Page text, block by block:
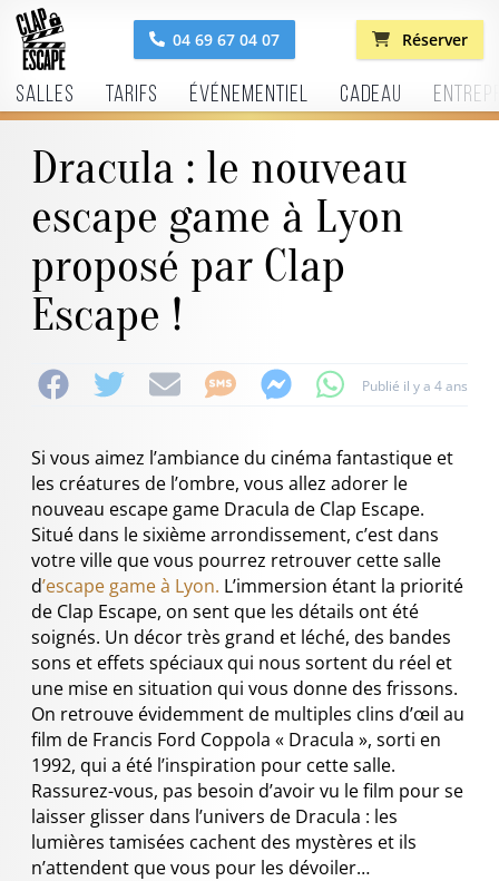
04 69 67 04 07 Réserver
Salles Tarifs Événementiel Cadeau
Dracula : le nouveau
escape game à Lyon
proposé par Clap
Escape !
Publié il y a 4 ans
Si vous aimez l’ambiance du cinéma fantastique et
les créatures de l’ombre, vous allez adorer le
nouveau escape game Dracula de Clap Escape.
Situé dans le sixième arrondissement, c’est dans
votre ville que vous pourrez retrouver cette salle
d’escape game à Lyon. L’immersion étant la priorité
de Clap Escape, on sent que les détails ont été
soignés. Un décor très grand et léché, des bandes
sons et effets spéciaux qui nous sortent du réel et
une mise en situation qui vous donne des frissons.
On retrouve évidemment de multiples clins d’œil au
film de Francis Ford Coppola « Dracula », sorti en
1992, qui a été l’inspiration pour cette salle.
Rassurez-vous, pas besoin d’avoir vu le film pour se
laisser glisser dans l’univers de Dracula : les
lumières tamisées cachent des mystères et ils
n’attendent que vous pour les dévoiler…